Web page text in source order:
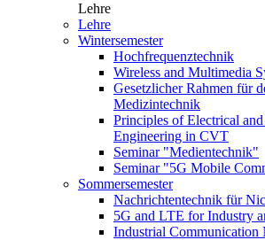
Lehre
Lehre
Wintersemester
Hochfrequenztechnik
Wireless and Multimedia
Gesetzlicher Rahmen für
Medizintechnik
Principles of Electrical
Engineering in CVT
Seminar "Medientechnik"
Seminar "5G Mobile
Sommersemester
Nachrichtentechnik für
5G and LTE for Industry
Industrial Communication